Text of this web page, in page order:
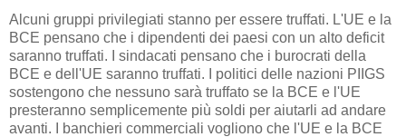
Alcuni gruppi privilegiati stanno per essere truffati. L'UE e la
BCE pensano che i dipendenti dei paesi con un alto deficit
saranno truffati. I sindacati pensano che i burocrati della
BCE e dell'UE saranno truffati. I politici delle nazioni PIIGS
sostengono che nessuno sarà truffato se la BCE e l'UE
presteranno semplicemente più soldi per aiutarli ad andare
avanti. I banchieri commerciali vogliono che l'UE e la BCE